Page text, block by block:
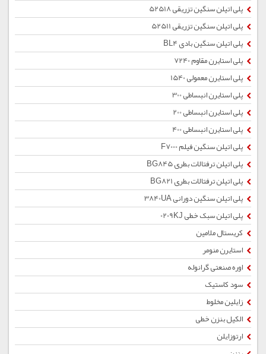
پلی اتیلن سنگین تزریقی 52518
پلی اتیلن سنگین تزریقی 52511
پلی اتیلن سنگین بادی BL4
پلی استایرن مقاوم 7240
پلی استایرن معمولی 1540
پلی استایرن انبساطی 300
پلی استایرن انبساطی 200
پلی استایرن انبساطی 400
پلی اتیلن سنگین فیلم F7000
پلی اتیلن ترفتالات بطری BG845
پلی اتیلن ترفتالات بطری BG821
پلی اتیلن سنگین دورانی 3840UA
پلی اتیلن سبک خطی 0209KJ
کریستال ملامین
استایرن منومر
اوره صنعتی گرانوله
سود کاستیک
زایلین مخلوط
الکیل بنزن خطی
ارتوزایلن